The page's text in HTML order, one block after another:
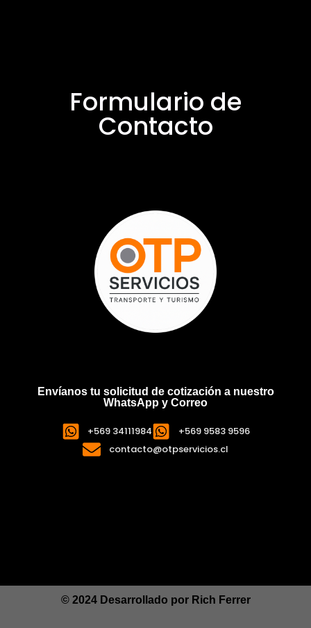
Formulario de
Contacto
Envíanos tu solicitud de cotización a nuestro
WhatsApp y Correo
+569 34111984
+569 9583 9596
contacto@otpservicios.cl
© 2024 Desarrollado por Rich Ferrer